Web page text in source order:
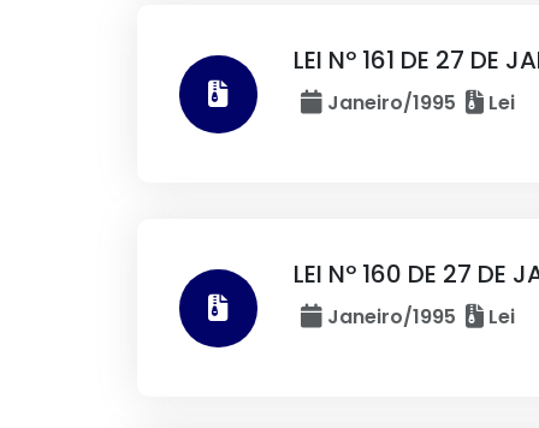
LEI Nº 161 DE 27 DE
Janeiro/1995 Lei
LEI Nº 160 DE 27 DE
Janeiro/1995 Lei